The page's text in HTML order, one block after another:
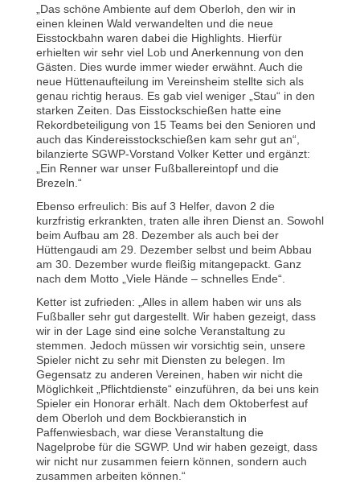
„Das schöne Ambiente auf dem Oberloh, den wir in
einen kleinen Wald verwandelten und die neue
Eisstockbahn waren dabei die Highlights. Hierfür
erhielten wir sehr viel Lob und Anerkennung von den
Gästen. Dies wurde immer wieder erwähnt. Auch die
neue Hüttenaufteilung im Vereinsheim stellte sich als
genau richtig heraus. Es gab viel weniger „Stau“ in den
starken Zeiten. Das Eisstockschießen hatte eine
Rekordbeteiligung von 15 Teams bei den Senioren und
auch das Kindereisstockschießen kam sehr gut an“,
bilanzierte SGWP-Vorstand Volker Ketter und ergänzt:
„Ein Renner war unser Fußballereintopf und die
Brezeln.“
Ebenso erfreulich: Bis auf 3 Helfer, davon 2 die
kurzfristig erkrankten, traten alle ihren Dienst an. Sowohl
beim Aufbau am 28. Dezember als auch bei der
Hüttengaudi am 29. Dezember selbst und beim Abbau
am 30. Dezember wurde fleißig mitangepackt. Ganz
nach dem Motto „Viele Hände – schnelles Ende“.
Ketter ist zufrieden: „Alles in allem haben wir uns als
Fußballer sehr gut dargestellt. Wir haben gezeigt, dass
wir in der Lage sind eine solche Veranstaltung zu
stemmen. Jedoch müssen wir vorsichtig sein, unsere
Spieler nicht zu sehr mit Diensten zu belegen. Im
Gegensatz zu anderen Vereinen, haben wir nicht die
Möglichkeit „Pflichtdienste“ einzuführen, da bei uns kein
Spieler ein Honorar erhält. Nach dem Oktoberfest auf
dem Oberloh und dem Bockbieranstich in
Paffenwiesbach, war diese Veranstaltung die
Nagelprobe für die SGWP. Und wir haben gezeigt, dass
wir nicht nur zusammen feiern können, sondern auch
zusammen arbeiten können.“